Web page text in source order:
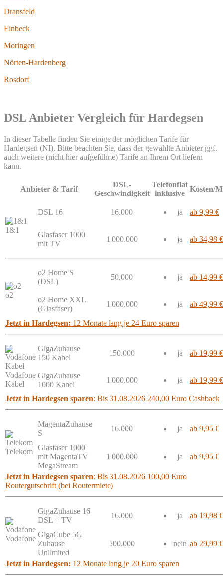
Dransfeld
Einbeck
Moringen
Nörten-Hardenberg
Rosdorf
DSL Anbieter Vergleich für Hardegsen
In dieser Tabelle finden Sie einige der möglichen Tarife für
Hardegsen (NI). Bitte beachten Sie, dass der gewählte Anbieter ggf.
auch weitere (nicht hier aufgeführte) Tarife an Ihrem Ort liefern
kann.
Anbieter & Tarif
DSL-
Geschwindigkeit
Telefonflat
inklusive
Kosten/
1&1
DSL 16 16.000 ja ab 9,99 €
Glasfaser 1000
mit TV
1.000.000 ja ab 34,98 €
o2
o2 Home S
(DSL)
50.000 ja ab 14,99 €
o2 Home XXL
(Glasfaser)
1.000.000 ja ab 49,99 €
Jetzt in Hardegsen: 12 Monate lang je 24 Euro sparen
Vodafone
Kabel
GigaZuhause
150 Kabel
150.000 ja ab 19,99 €
GigaZuhause
1000 Kabel
1.000.000 ja ab 19,99 €
Jetzt in Hardegsen sparen: Bis 31.08.2026 240,00 Euro Cashback
Telekom
MagentaZuhause
S
16.000 ja ab 9,95 €
Glasfaser 1000
mit MagentaTV
MegaStream
1.000.000 ja ab 9,95 €
Jetzt in Hardegsen sparen: Bis 31.08.2026 100,00 Euro
Routergutschrift (bei Routermiete)
Vodafone
GigaZuhause 16
DSL + TV
16.000 ja ab 19,98 €
GigaCube 5G
Zuhause
Unlimited
500.000 nein ab 29,99 €
Jetzt in Hardegsen: 12 Monate lang je 20 Euro sparen